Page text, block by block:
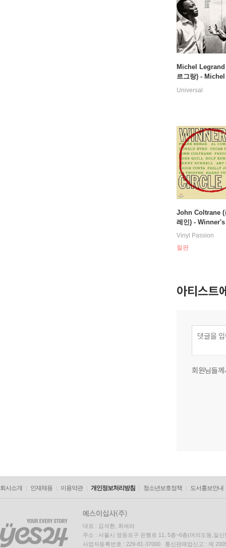
Michel Legrand
르그랑) -
d meets Miles
Universal
John Coltrane (
레인) -
[LP]
Vinyl Passion
절판
아티스트
회원님들
회사소개 인재채용 이용약관 개인정보처리방침 청소년보호정책 도서홍보안내
대표 : 김석환, 최세라
주소 : 서울시 영등포구 은행로 11, 5층~6층(여의도동,일신
사업자등록번호 : 229-81-37000 통신판매업신고 : 제